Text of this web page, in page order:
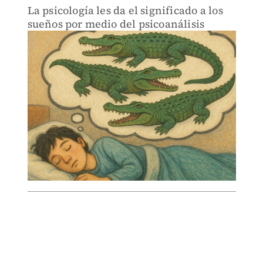
La psicología les da el significado a los
sueños por medio del psicoanálisis